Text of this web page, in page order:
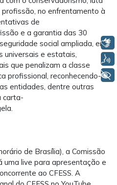
no enfrentamento à
de
e a garantia das 30
social ampliada, em
universais e estatais,
que penalizam a classe
profissional, reconhecendo-a
entidades, dentre outras
carta-
de Brasília), a Comissão
uma live para apresentação e
ao CFESS. A
Libras
Voz
+ Acessibilidade